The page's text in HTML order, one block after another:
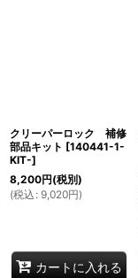
クリーパーロック 補修
部品キット [140441-1-
KIT-]
8,200円(税別)
(税込 : 9,020円)
カートに入れる